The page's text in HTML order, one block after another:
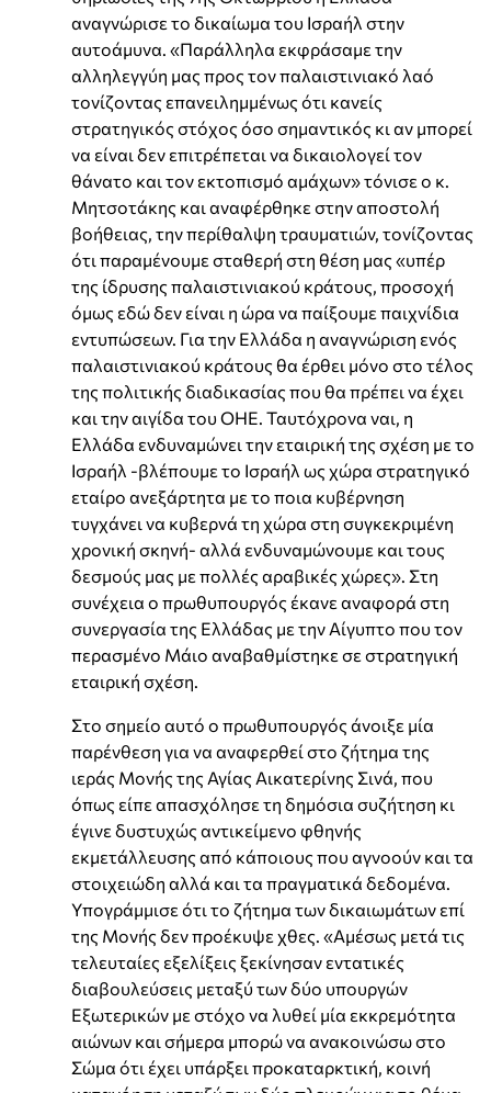
αναγνώρισε το δικαίωμα του Ισραήλ στην
αυτοάμυνα. «Παράλληλα εκφράσαμε την
αλληλεγγύη μας προς τον παλαιστινιακό λαό
τονίζοντας επανειλημμένως ότι κανείς
στρατηγικός στόχος όσο σημαντικός κι αν μπορεί
να είναι δεν επιτρέπεται να δικαιολογεί τον
θάνατο και τον εκτοπισμό αμάχων» τόνισε ο κ.
Μητσοτάκης και αναφέρθηκε στην αποστολή
βοήθειας, την περίθαλψη τραυματιών, τονίζοντας
ότι παραμένουμε σταθερή στη θέση μας «υπέρ
της ίδρυσης παλαιστινιακού κράτους, προσοχή
όμως εδώ δεν είναι η ώρα να παίξουμε παιχνίδια
εντυπώσεων. Για την Ελλάδα η αναγνώριση ενός
παλαιστινιακού κράτους θα έρθει μόνο στο τέλος
της πολιτικής διαδικασίας που θα πρέπει να έχει
και την αιγίδα του ΟΗΕ. Ταυτόχρονα ναι, η
Ελλάδα ενδυναμώνει την εταιρική της σχέση με το
Ισραήλ -βλέπουμε το Ισραήλ ως χώρα στρατηγικό
εταίρο ανεξάρτητα με το ποια κυβέρνηση
τυγχάνει να κυβερνά τη χώρα στη συγκεκριμένη
χρονική σκηνή- αλλά ενδυναμώνουμε και τους
δεσμούς μας με πολλές αραβικές χώρες». Στη
συνέχεια ο πρωθυπουργός έκανε αναφορά στη
συνεργασία της Ελλάδας με την Αίγυπτο που τον
περασμένο Μάιο αναβαθμίστηκε σε στρατηγική
εταιρική σχέση.
Στο σημείο αυτό ο πρωθυπουργός άνοιξε μία
παρένθεση για να αναφερθεί στο ζήτημα της
ιεράς Μονής της Αγίας Αικατερίνης Σινά, που
όπως είπε απασχόλησε τη δημόσια συζήτηση κι
έγινε δυστυχώς αντικείμενο φθηνής
εκμετάλλευσης από κάποιους που αγνοούν και τα
στοιχειώδη αλλά και τα πραγματικά δεδομένα.
Υπογράμμισε ότι το ζήτημα των δικαιωμάτων επί
της Μονής δεν προέκυψε χθες. «Αμέσως μετά τις
τελευταίες εξελίξεις ξεκίνησαν εντατικές
διαβουλεύσεις μεταξύ των δύο υπουργών
Εξωτερικών με στόχο να λυθεί μία εκκρεμότητα
αιώνων και σήμερα μπορώ να ανακοινώσω στο
Σώμα ότι έχει υπάρξει προκαταρκτική, κοινή